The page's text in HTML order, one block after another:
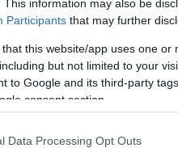
This information may also be
Participants that may further
that this website/app uses one
but not limited to your
to Google and its third-party
consent section.
Data Processing Opt Outs
lopulta viides –